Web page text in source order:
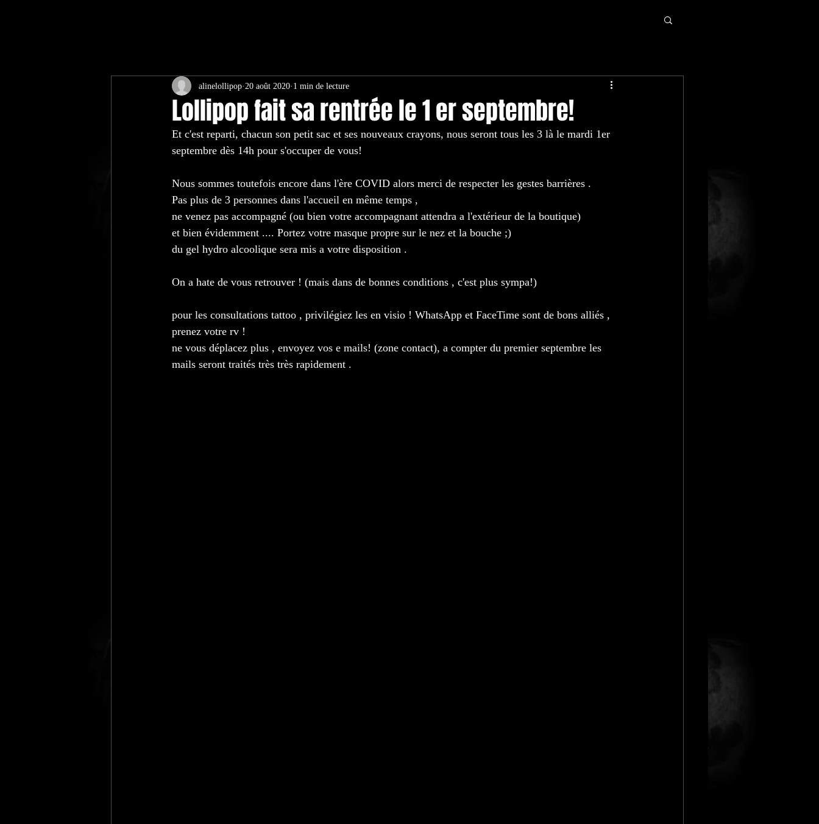
Lollipop fait sa rentrée le 1 er septembre!
alinelollipop 20 août 2020 1 min de lecture
Et c'est reparti, chacun son petit sac et ses nouveaux crayons, nous seront tous les 3 là le mardi 1er
septembre dès 14h pour s'occuper de vous!
Nous sommes toutefois encore dans l'ère COVID alors merci de respecter les gestes barrières .
Pas plus de 3 personnes dans l'accueil en même temps ,
ne venez pas accompagné (ou bien votre accompagnant attendra a l'extérieur de la boutique)
et bien évidemment .... Portez votre masque propre sur le nez et la bouche ;)
du gel hydro alcoolique sera mis a votre disposition .
On a hate de vous retrouver ! (mais dans de bonnes conditions , c'est plus sympa!)
pour les consultations tattoo , privilégiez les en visio ! WhatsApp et FaceTime sont de bons alliés ,
prenez votre rv !
ne vous déplacez plus , envoyez vos e mails! (zone contact), a compter du premier septembre les
mails seront traités très très rapidement .